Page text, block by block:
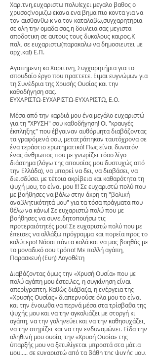
Χαριτνη,ευχαριστω πολυ!εχει μεγαλο βαθος ο
χρυσος!νομιζω εκανα ενα βημα πιο κοντα για να
τον αισθανθω κ να τον καταλαβω,συγχαρητηρια
σε ολη την ομαδα σας,η δουλεια σας μεγιστα
αποδοτικη σε αυτους τους δυκολους καιρος.Κ
παλι σε ευχαριστω(παρακαλω να δημοσιευτει με
αρχικα!) E.Π.
Αγαπημενη κα Χαριτινη, Συγχαρητήρια για το
σπουδαίο έργο που πραττετε. Ειμαι ευγνώμων για
τη Συνέδρια της Χρυσής Ουσίας και την
καθοδήγηση σας.
ΕΥΧΑΡΙΣΤΩ-ΕΥΧΑΡΙΣΤΩ-ΕΥΧΑΡΙΣΤΩ, Ε.Ο.
Μέσα από την καρδιά μου ένα μεγάλο ευχαριστώ
για τη "ΧΡΥΣΗ" σου καθοδήγηση! Οι "κραυγές
έκπληξης" που έβγαιναν αυθόρμητα διαβάζοντας
τα γραφόμενά σου, μετατράπηκαν ταυτόχρονα σε
ένα τεράστιο ερωτηματικό! Πως είναι δυνατόν
ένας άνθρωπος που με γνωρίζει τόσο λίγο
διάστημα (λόγω της απουσίας μου δυστυχώς από
την Ελλάδα), να μπορεί να δει, να διαβάσει, να
διεισδύσει με τέτοια ακρίβεια και καθαρότητα τη
ψυχή μου, το είναι μου !!! Σε ευχαριστώ πολύ που
με βοήθησες να βάλω στην άκρη τη "βολική
αναβλητικότητά μου" για τα τόσα πράγματα που
θέλω να κάνω! Σε ευχαριστώ πολύ που με
βοήθησες να συνειδητοποιήσω τις
προτεραιότητές μου! Σε ευχαριστώ πολύ που με
έπεισες να αλλάξω πρόγραμμα και πορεία προς το
καλύτερο! Νάσαι πάντα καλά και να μας βοηθάς με
το μοναδικό σου τρόπο! Με πολλή αγάπη,
Παρασκευή (Ευη) Λογοθέτη
Διαβάζοντας όμως την «Χρυσή Ουσία» που με
πολύ αγάπη μου έστειλες, η συγκίνηση είναι
απερίγραπτη. Καθώς διάβαζα, η ενέργεια της
«Χρυσής Ουσίας» διαπερνούσε όλα μου το είναι
και την ένοιωθα να περνά μέσα στα τρίσβαθα της
ψυχής μου και να την αγκαλιάζει με στοργή κι
αγάπη, να την γαληνεύει και να την καθησυχάζει,
να την στηρίζει και να την ενδυναμώνει. Είδα την
αληθινή μου ουσία, την «Χρυσή Ουσία» της
ύπαρξής μου να ξετυλίγεται μπροστά στα μάτια
μου….. σε ευχαριστώ από τα βάθη της ψυχής μου,